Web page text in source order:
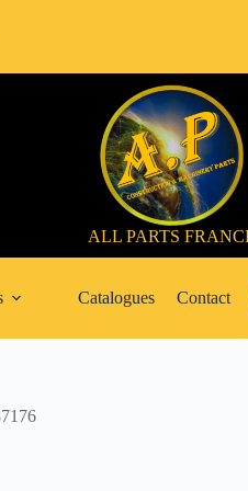
ALL PARTS
Catalogues Contact